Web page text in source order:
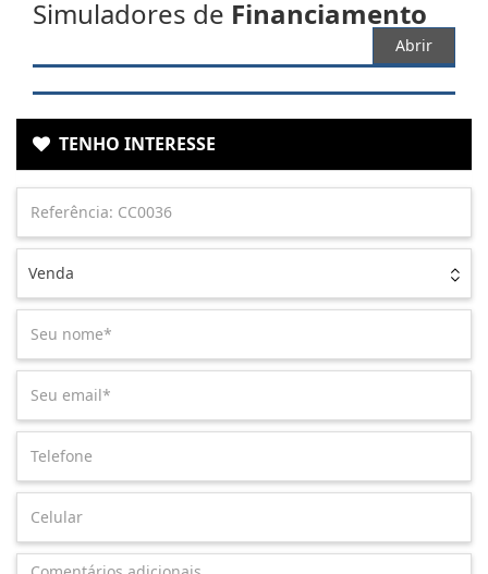
Simuladores de Financiamento
Abrir
TENHO INTERESSE
Venda